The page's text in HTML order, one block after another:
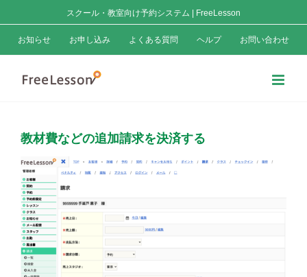
to
content
スクール・教室向け予約システム | FreeLesson
お知らせ お申し込み よくある質問 ヘルプ お問い合わせ
教材費などの追加請求を決済する
View
Larger
Image